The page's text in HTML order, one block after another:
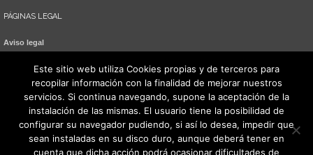
PÁGINAS LEGAL
Aviso legal
Política de cookies
Este sitio web utiliza Cookies propias y de terceros para
recopilar información con la finalidad de mejorar nuestros
servicios. Si continua navegando, supone la aceptación de la
instalación de las mismas. El usuario tiene la posibilidad de
configurar su navegador pudiendo, si así lo desea, impedir que
sean instaladas en su disco duro, aunque deberá tener en
cuenta que dicha acción podrá ocasionar dificultades de